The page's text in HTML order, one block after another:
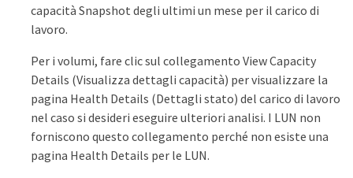
capacità Snapshot degli ultimi un mese per il carico di
lavoro.
Per i volumi, fare clic sul collegamento View Capacity
Details (Visualizza dettagli capacità) per visualizzare la
pagina Health Details (Dettagli stato) del carico di lavoro
nel caso si desideri eseguire ulteriori analisi. I LUN non
forniscono questo collegamento perché non esiste una
pagina Health Details per le LUN.